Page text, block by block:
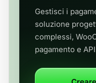
Gestisci i
soluzione
complessi,
pagamento e